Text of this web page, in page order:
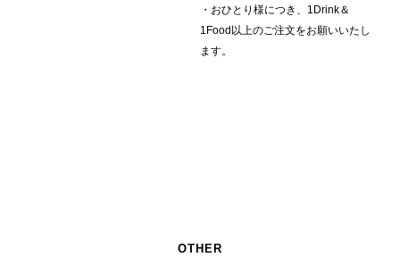
・おひとり様につき、1Drink＆
1Food以上のご注文をお願いいたし
ます。
OTHER